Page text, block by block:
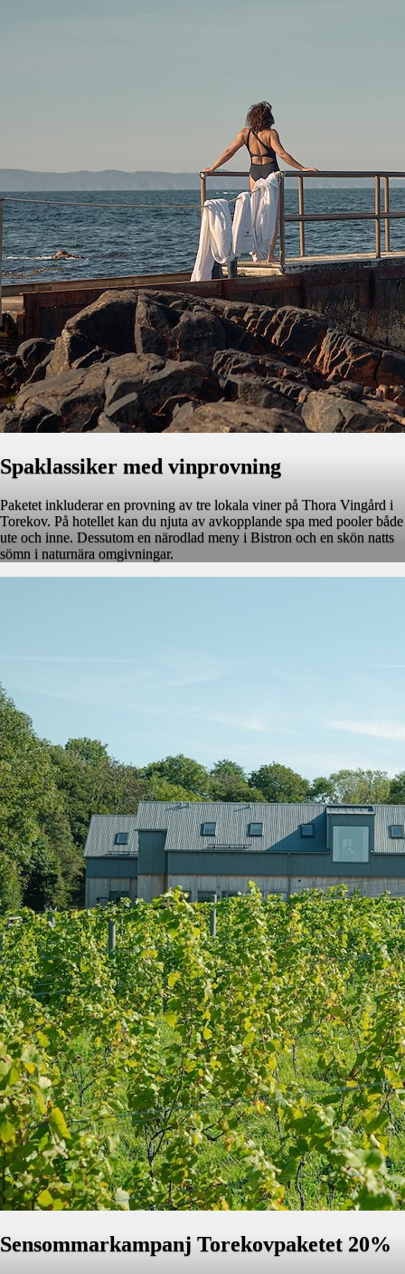
Spaklassiker med vinprovning
Paketet inkluderar en provning av tre lokala viner på Thora Vingård i
Torekov. På hotellet kan du njuta av avkopplande spa med pooler både
ute och inne. Dessutom en närodlad meny i Bistron och en skön natts
sömn i naturnära omgivningar.
Sensommarkampanj Torekovpaketet 20%